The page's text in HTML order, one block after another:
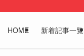
HOME 新着記事一覧